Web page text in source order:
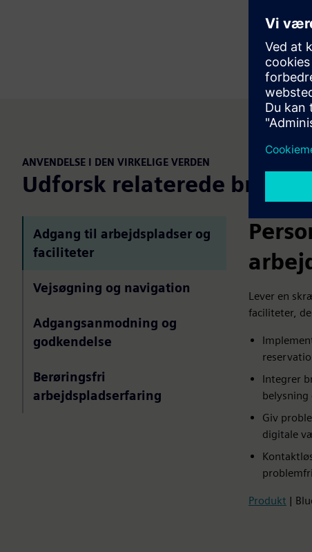
ANVENDELSE I DEN VIRKELIGE VERDEN
Udforsk relaterede
Adgang til arbejdspladser og
faciliteter
Vejsøgning og navigation
Adgangsanmodning og
godkendelse
Berøringsfri
arbejdspladserfaring
Lever en
faciliteter,
Integrer
Giv
digitale
Produkt |